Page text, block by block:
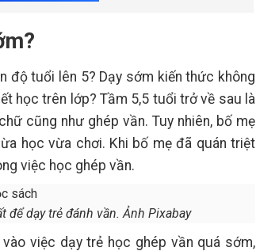
độ tuổi lên 5? Dạy sớm kiến thức không
học trên lớp? Tầm 5,5 tuổi trở về sau là
cũng như ghép vần. Tuy nhiên, bố mẹ
học vừa chơi. Khi bố mẹ đã quán triệt
việc học ghép vần.
dạy trẻ đánh vần. Ảnh Pixabay
việc dạy trẻ học ghép vần quá sớm,